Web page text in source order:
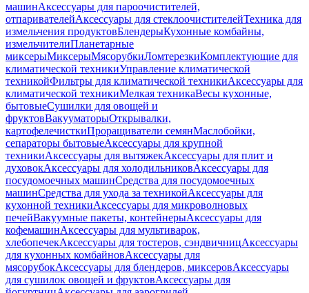
машинАксессуары для пароочистителей,
отпаривателейАксессуары для стеклоочистителейТехника для
измельчения продуктовБлендерыКухонные комбайны,
измельчителиПланетарные
миксерыМиксерыМясорубкиЛомтерезкиКомплектующие для
климатической техникиУправление климатической
техникойФильтры для климатической техникиАксессуары для
климатической техникиМелкая техникаВесы кухонные,
бытовыеСушилки для овощей и
фруктовВакууматорыОткрывалки,
картофелечисткиПроращиватели семянМаслобойки,
сепараторы бытовыеАксессуары для крупной
техникиАксессуары для вытяжекАксессуары для плит и
духовокАксессуары для холодильниковАксессуары для
посудомоечных машинСредства для посудомоечных
машинСредства для ухода за техникойАксессуары для
кухонной техникиАксессуары для микроволновых
печейВакуумные пакеты, контейнерыАксессуары для
кофемашинАксессуары для мультиварок,
хлебопечекАксессуары для тостеров, сэндвичницАксессуары
для кухонных комбайновАксессуары для
мясорубокАксессуары для блендеров, миксеровАксессуары
для сушилок овощей и фруктовАксессуары для